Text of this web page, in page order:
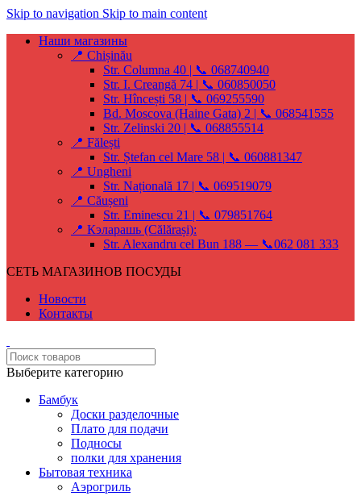
Skip to navigation Skip to main content
Наши магазины
📍 Chișinău
Str. Columna 40 | 📞 068740940
Str. I. Creangă 74 | 📞 060850050
Str. Hîncești 58 | 📞 069255590
Bd. Moscova (Haine Gata) 2 | 📞 068541555
Str. Zelinski 20 | 📞 068855514
📍 Fălești
Str. Ștefan cel Mare 58 | 📞 060881347
📍 Ungheni
Str. Națională 17 | 📞 069519079
📍 Căușeni
Str. Eminescu 21 | 📞 079851764
📍 Кэларашь (Călărași):
Str. Alexandru cel Bun 188 — 📞062 081 333
СЕТЬ МАГАЗИНОВ ПОСУДЫ
Новости
Контакты
Выберите категорию
Бамбук
Доски разделочные
Плато для подачи
Подносы
полки для хранения
Бытовая техника
Аэрогриль